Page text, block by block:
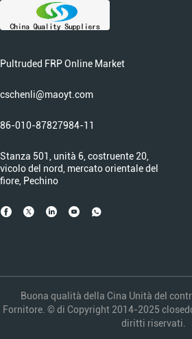
Pultruded FRP Online Market
cschenli@maoyt.com
86-010-87827984-11
Stanza 501, unità 6, costruente 20,
vicolo del nord, mercato orientale del
fiore, Pechino
Buona qualità della Cina Unità del
Fornitore. © di Copyright 2014-2025
diritti riservati.